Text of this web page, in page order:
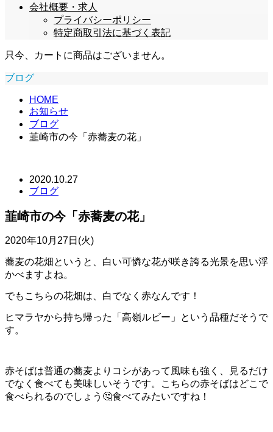
会社概要・求人
プライバシーポリシー
特定商取引法に基づく表記
只今、カートに商品はございません。
ブログ
HOME
お知らせ
ブログ
韮崎市の今「赤蕎麦の花」
2020.10.27
ブログ
韮崎市の今「赤蕎麦の花」
2020年10月27日(火)
蕎麦の花畑というと、白い可憐な花が咲き誇る光景を思い浮
かべますよね。
でもこちらの花畑は、 白でなく赤なんです！
ヒマラヤから持ち帰った「高嶺ルビー」という品種だそうで
す。
赤そばは普通の蕎麦よりコシがあって風味も強く、見るだけ
でなく食べても美味しいそうです。こちらの赤そばはどこで
食べられるのでしょう🤔食べてみたいですね！